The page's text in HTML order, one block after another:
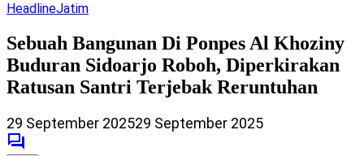
HeadlineJatim
Sebuah Bangunan Di Ponpes Al Khoziny
Buduran Sidoarjo Roboh, Diperkirakan
Ratusan Santri Terjebak Reruntuhan
29 September 202529 September 2025